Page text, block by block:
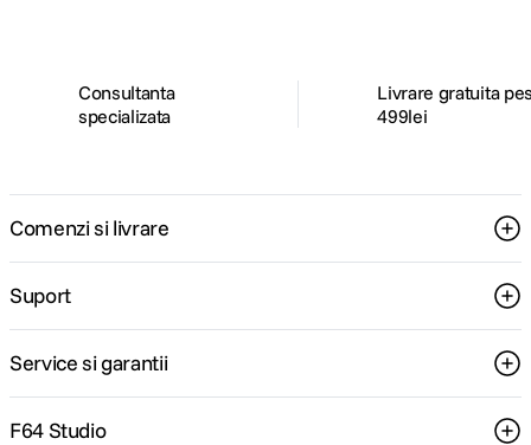
Consultanta
specializata
Livrare gratuita
499lei
Comenzi si livrare
Suport
Service si garantii
F64 Studio